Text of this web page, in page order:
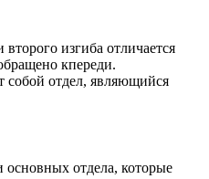
изгиба отличается
кпереди.
собой отдел, являющийся
отдела, которые